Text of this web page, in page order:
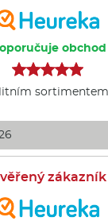
obchod
zákazník